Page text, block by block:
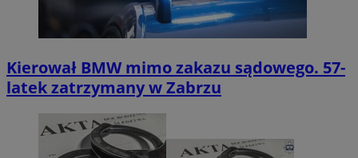
Kierował BMW mimo zakazu sądowego. 57-
latek zatrzymany w Zabrzu